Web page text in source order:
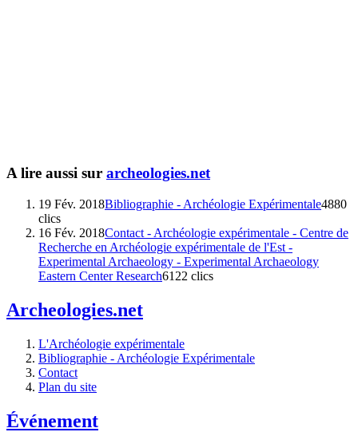
A lire aussi sur archeologies.net
19 Fév. 2018Bibliographie - Archéologie Expérimentale4880
clics
16 Fév. 2018Contact - Archéologie expérimentale - Centre de
Recherche en Archéologie expérimentale de l'Est -
Experimental Archaeology - Experimental Archaeology
Eastern Center Research6122 clics
Archeologies.net
L'Archéologie expérimentale
Bibliographie - Archéologie Expérimentale
Contact
Plan du site
Événement